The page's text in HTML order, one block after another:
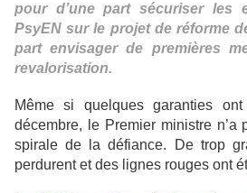
pour d’une part sécuriser les
PsyEN sur le projet de réforme
part envisager de premières
revalorisation.
Même si quelques garanties
décembre, le Premier ministre n’a
spirale de la défiance. De trop
perdurent et des lignes rouges ont